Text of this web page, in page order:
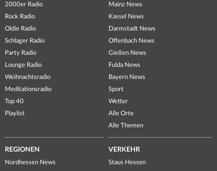
2000er Radio
Rock Radio
Oldie Radio
Schlager Radio
Party Radio
Lounge Radio
Weihnachtsradio
Meditationsradio
Top 40
Playlist
Mainz News
Kassel News
Darmstadt News
Offenbach News
Gießen News
Fulda News
Bayern News
Sport
Wetter
Alle Orte
Alle Themen
REGIONEN
Nordhessen News
VERKEHR
Staus Hessen